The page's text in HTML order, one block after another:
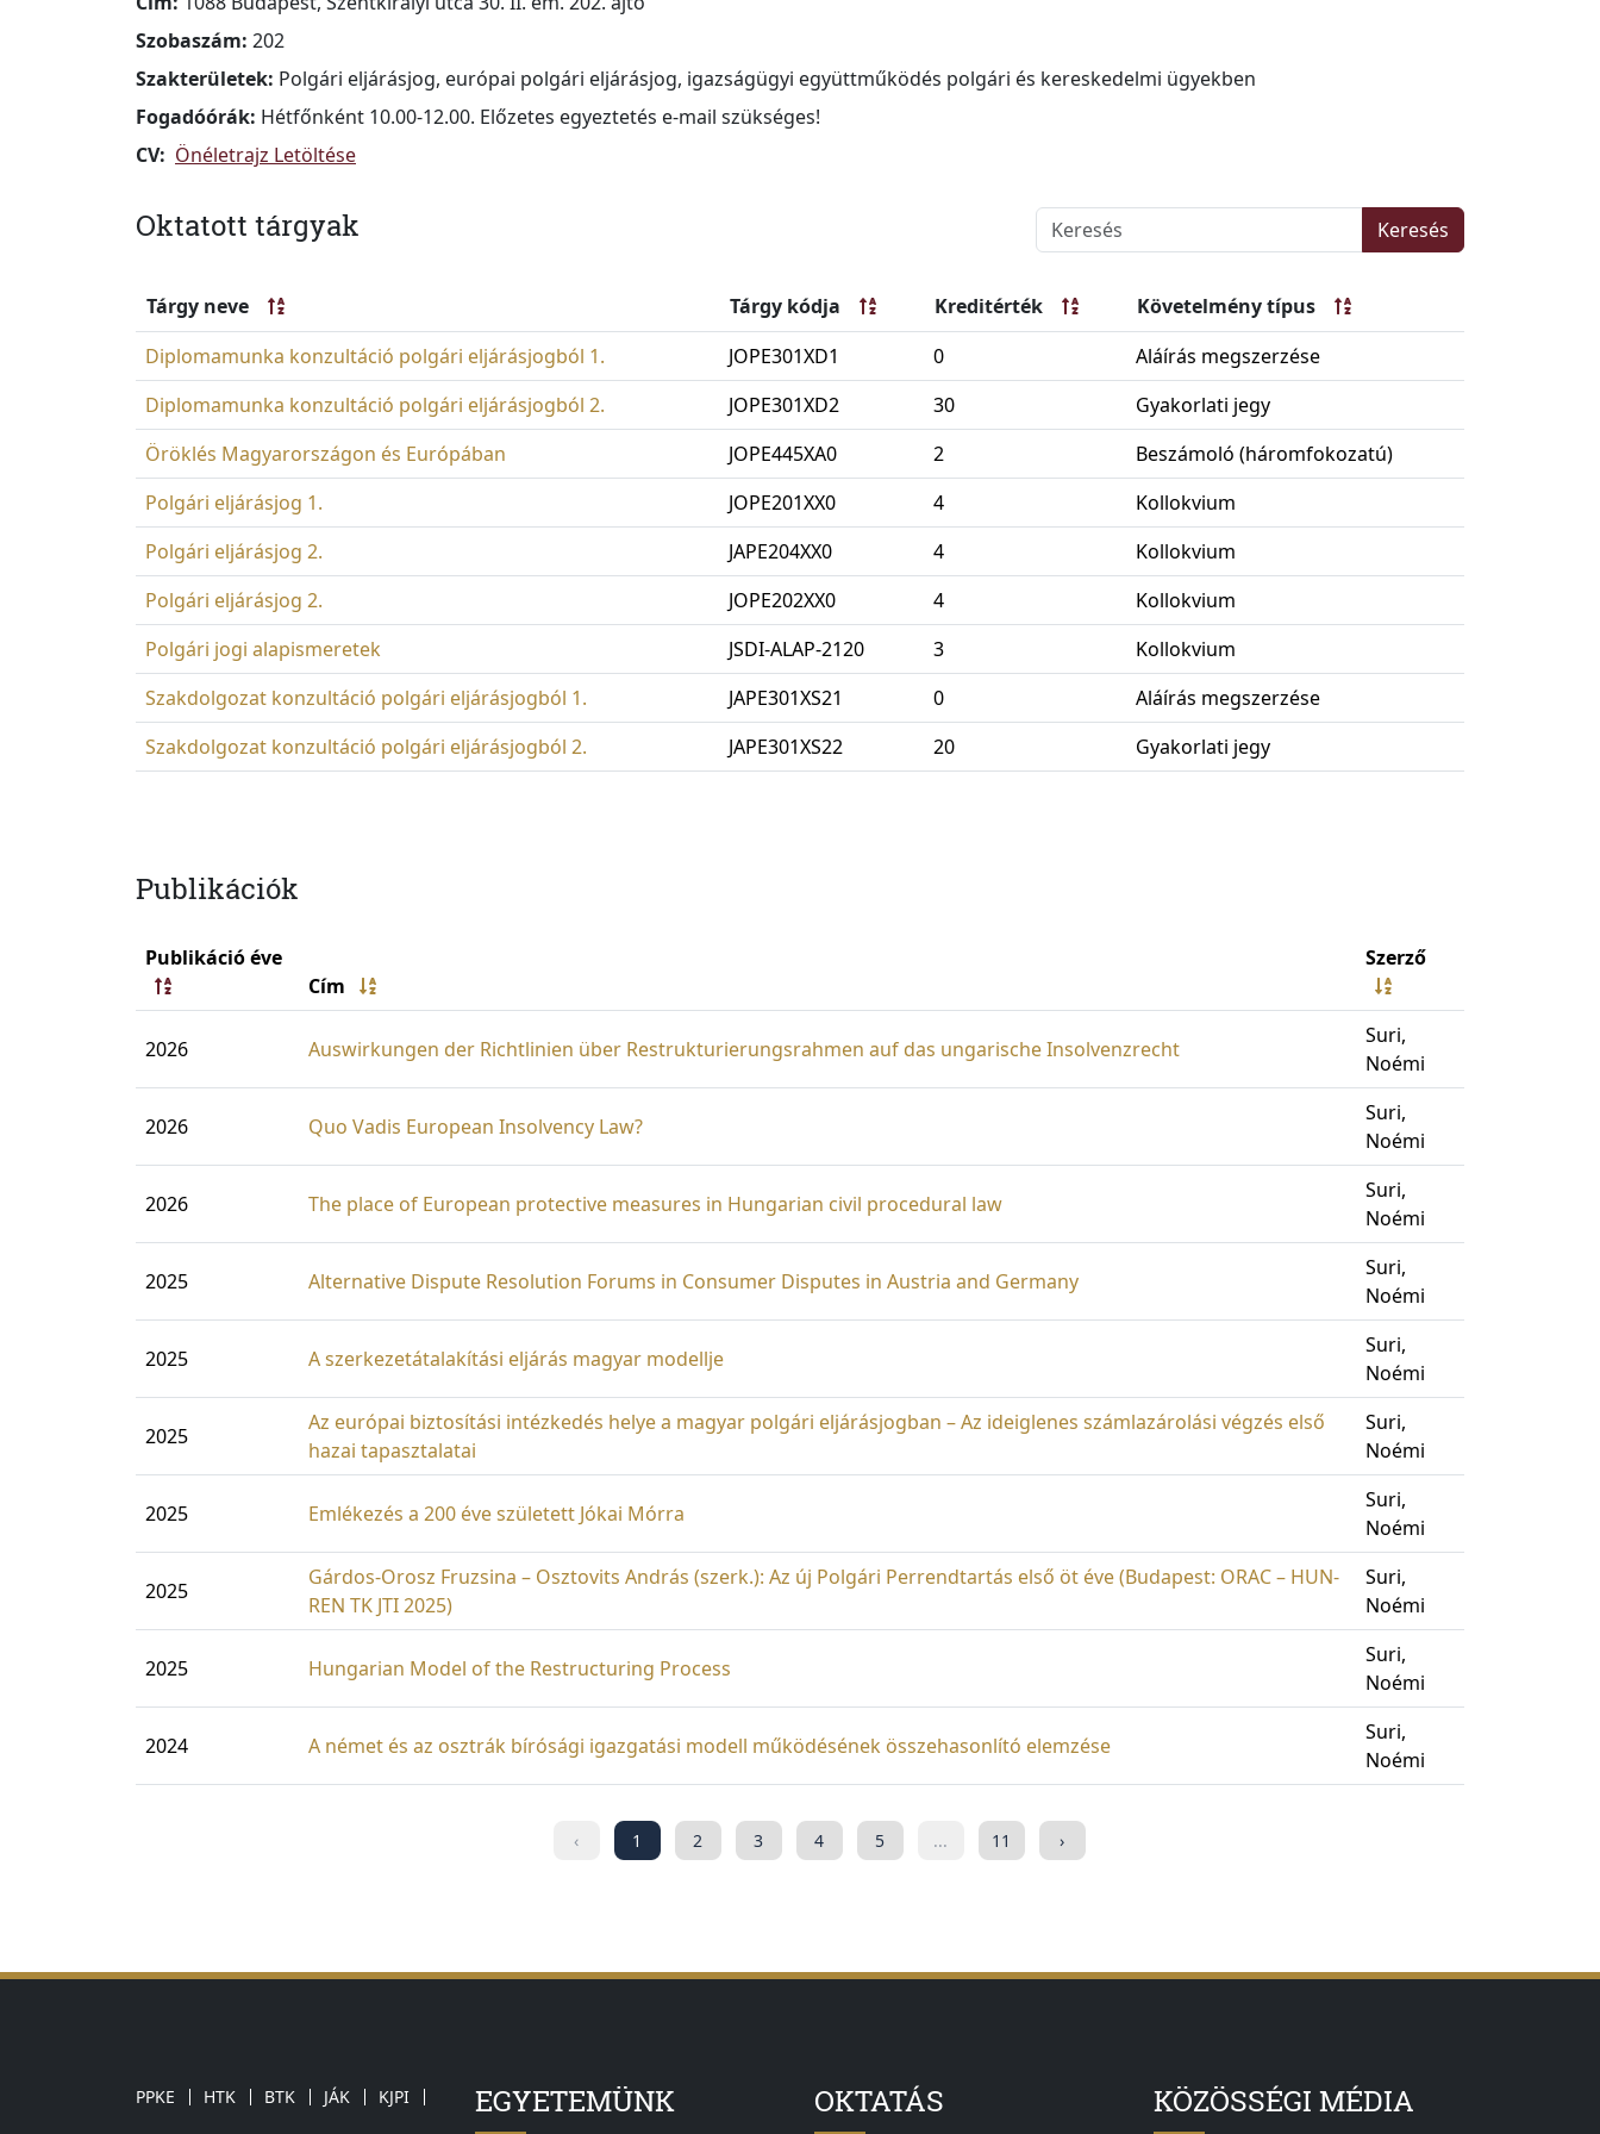
Szobaszám: 202
Szakterületek: Polgári eljárásjog, európai polgári eljárásjog, igazságügyi együttműködés polgári és kereskedelmi ügyekben
Fogadóórák: Hétfőnként 10.00-12.00. Előzetes egyeztetés e-mail szükséges!
CV: Önéletrajz Letöltése
Oktatott tárgyak Keresés
Tárgy neve Tárgy kódja Kreditérték
Követelmény típus
Diplomamunka konzultáció polgári eljárásjogból 1.
JOPE301XD1 0
Aláírás megszerzése
Diplomamunka konzultáció polgári eljárásjogból 2.
JOPE301XD2 30
Gyakorlati jegy
Öröklés Magyarországon és Európában
JOPE445XA0 2
Beszámoló (háromfokozatú)
Polgári eljárásjog 1.
JOPE201XX0 4
Kollokvium
Polgári eljárásjog 2.
JAPE204XX0 4
Kollokvium
Polgári eljárásjog 2.
JOPE202XX0 4
Kollokvium
Polgári jogi alapismeretek
JSDI-ALAP-2120 3
Kollokvium
Szakdolgozat konzultáció polgári eljárásjogból 1.
JAPE301XS21 0
Aláírás megszerzése
Szakdolgozat konzultáció polgári eljárásjogból 2.
JAPE301XS22 20 Gyakorlati jegy
Publikációk
Publikáció éve
Cím
Szerző
2026 Auswirkungen der Richtlinien über Restrukturierungsrahmen auf das ungarische Insolvenzrecht
Suri,
Noémi
2026 Quo Vadis European Insolvency Law?
Suri,
Noémi
2026 The place of European protective measures in Hungarian civil procedural law
Suri,
Noémi
2025 Alternative Dispute Resolution Forums in Consumer Disputes in Austria and Germany
Suri,
Noémi
2025 A szerkezetátalakítási eljárás magyar modellje
Suri,
Noémi
2025
Az európai biztosítási intézkedés helye a magyar polgári eljárásjogban – Az ideiglenes számlazárolási végzés első
hazai tapasztalatai
Suri,
Noémi
2025 Emlékezés a 200 éve született Jókai Mórra
Suri,
Noémi
2025
Gárdos-Orosz Fruzsina – Osztovits András (szerk.): Az új Polgári Perrendtartás első öt éve (Budapest: ORAC – HUN-
REN TK JTI 2025)
Suri,
Noémi
2025 Hungarian Model of the Restructuring Process
Suri,
Noémi
2024 A német és az osztrák bírósági igazgatási modell működésének összehasonlító elemzése
Suri,
Noémi
1 2 3 4 5 ... 11
PPKE HTK BTK JÁK
KJPI
EGYETEMÜNK OKTATÁS KÖZÖSSÉGI MÉDIA